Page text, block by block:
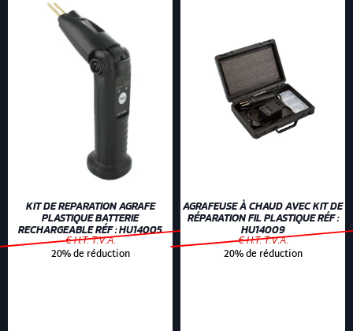
KIT DE REPARATION AGRAFE
PLASTIQUE BATTERIE
RECHARGEABLE RÉF : HU14005
€ H.T. T.V.A.
20% de réduction
AGRAFEUSE À CHAUD AVEC KIT DE
RÉPARATION FIL PLASTIQUE RÉF :
HU14009
€ H.T. T.V.A.
20% de réduction